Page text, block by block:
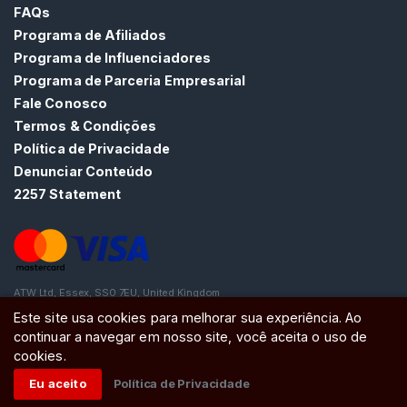
FAQs
Programa de Afiliados
Programa de Influenciadores
Programa de Parceria Empresarial
Fale Conosco
Termos & Condições
Política de Privacidade
Denunciar Conteúdo
2257 Statement
ATW Ltd, Essex, SS0 7EU, United Kingdom
Este site usa cookies para melhorar sua experiência. Ao
continuar a navegar em nosso site, você aceita o uso de
cookies.
Eu aceito Política de Privacidade
G
R
Á
T
I
>
I
n
c
i
P
r
o
c